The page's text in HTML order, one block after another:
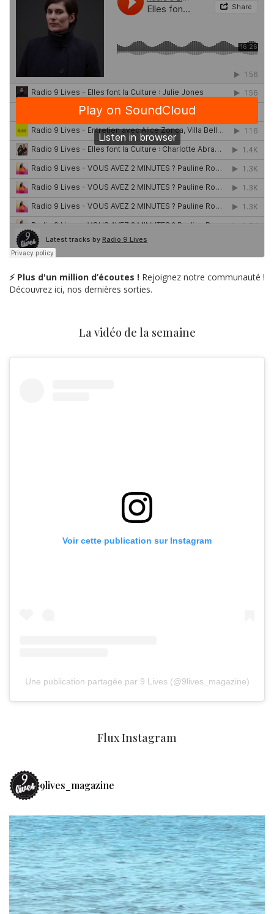
⚡ Plus d'un million d’écoutes ! Rejoignez notre communauté !
Découvrez ici, nos dernières sorties.
La vidéo de la semaine
Voir cette publication sur Instagram
Une publication partagée par 9 Lives (@9lives_magazine)
Flux Instagram
9lives_magazine